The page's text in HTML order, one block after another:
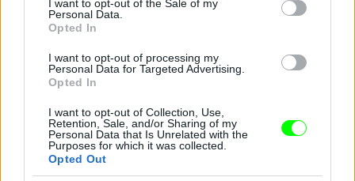
I want to opt-out of the Sale of my
Personal Data.
Opted In
I want to opt-out of processing my
Personal Data for Targeted Advertising.
Opted In
I want to opt-out of Collection, Use,
Retention, Sale, and/or Sharing of my
Personal Data that Is Unrelated with the
Purposes for which it was collected.
Opted Out